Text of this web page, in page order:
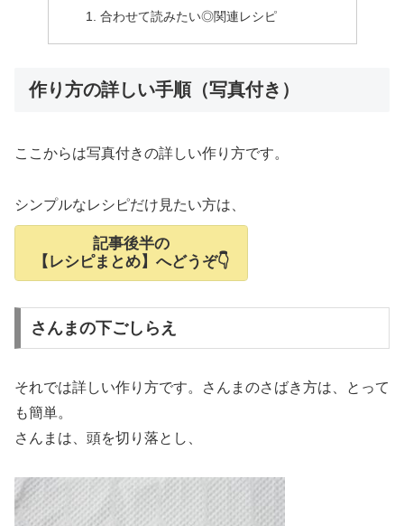
合わせて読みたい◎関連レシピ
作り方の詳しい手順（写真付き）
ここからは写真付きの詳しい作り方です。
シンプルなレシピだけ見たい方は、
記事後半の
【レシピまとめ】へどうぞ👇
さんまの下ごしらえ
それでは詳しい作り方です。さんまのさばき方は、とって
も簡単。
さんまは、頭を切り落とし、